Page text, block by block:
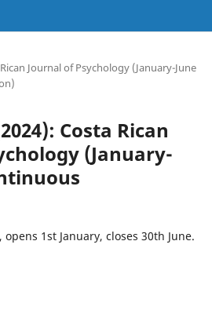
Journal of Psychology (January-June
Costa Rican
(January-
1st January, closes 30th June.